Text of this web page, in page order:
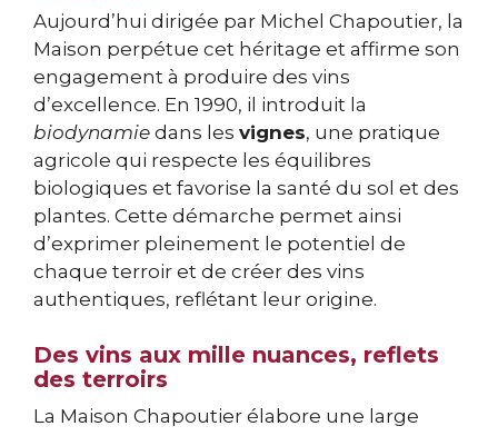
Aujourd’hui dirigée par Michel Chapoutier, la
Maison perpétue cet héritage et affirme son
engagement à produire des vins
d’excellence. En 1990, il introduit la
biodynamie dans les vignes, une pratique
agricole qui respecte les équilibres
biologiques et favorise la santé du sol et des
plantes. Cette démarche permet ainsi
d’exprimer pleinement le potentiel de
chaque terroir et de créer des vins
authentiques, reflétant leur origine.
Des vins aux mille nuances, reflets
des terroirs
La Maison Chapoutier élabore une large